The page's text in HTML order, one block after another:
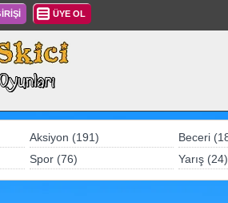
ÜYE OL
Aksiyon (191)
Beceri
Spor (76) Yarış (24)